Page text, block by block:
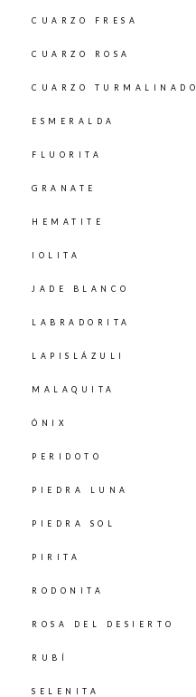
CUARZO FRESA
CUARZO ROSA
CUARZO TURMALINADO
ESMERALDA
FLUORITA
GRANATE
HEMATITE
IOLITA
JADE BLANCO
LABRADORITA
LAPISLÁZULI
MALAQUITA
ÓNIX
PERIDOTO
PIEDRA LUNA
PIEDRA SOL
PIRITA
RODONITA
ROSA DEL DESIERTO
RUBÍ
SELENITA